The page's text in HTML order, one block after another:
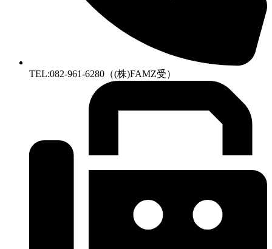
TEL:082-961-6280（(株)FAMZ受）